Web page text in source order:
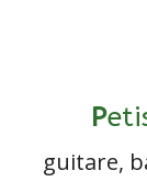
P
guitare,